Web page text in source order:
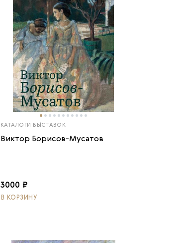
КАТАЛОГИ ВЫСТАВОК
Виктор Борисов-Мусатов
3000 ₽
В КОРЗИНУ